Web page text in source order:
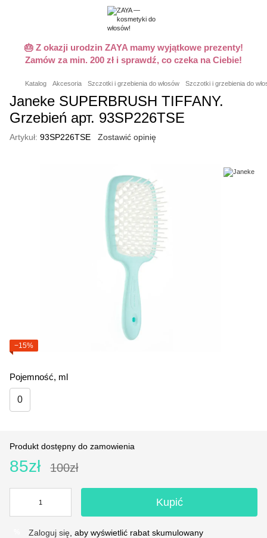
🎂 Z okazji urodzin ZAYA mamy wyjątkowe prezenty!
Zamów za min. 200 zł i sprawdź, co czeka na Ciebie!
Katalog Akcesoria Szczotki i grzebienia do włosów Szczotki i grzebienia do
Janeke SUPERBRUSH TIFFANY.
Grzebień арт. 93SP226TSE
Artykuł: 93SP226TSE Zostawić opinię
−15%
Pojemność, ml
0
Produkt dostępny do zamowienia
85zł 100zł
Kupić
Zaloguj się , aby wyświetlić rabat skumulowany